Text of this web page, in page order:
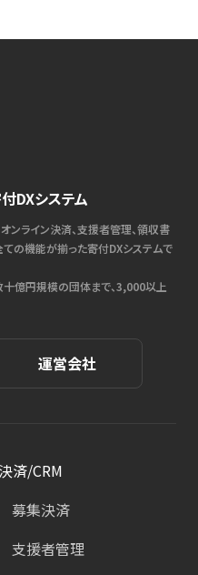
DXシステム
ンライン決済、支援者管理、領収書
の機能が揃った寄付DXシステムで
億円規模の団体まで、3,000以上
運営会社
済/CRM
募集決済
支援者管理